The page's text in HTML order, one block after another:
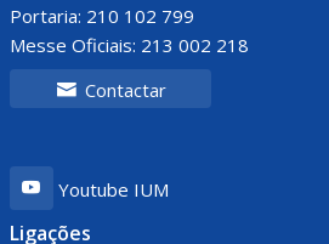
Portaria: 210 102 799
Messe Oficiais: 213 002 218
Contactar
Youtube IUM
Ligações